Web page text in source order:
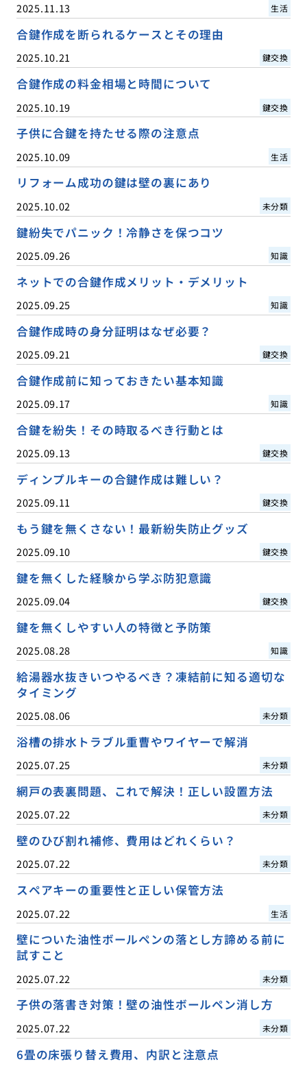
2025.11.13 生活
合鍵作成を断られるケースとその理由
2025.10.21 鍵交換
合鍵作成の料金相場と時間について
2025.10.19 鍵交換
子供に合鍵を持たせる際の注意点
2025.10.09 生活
リフォーム成功の鍵は壁の裏にあり
2025.10.02 未分類
鍵紛失でパニック！冷静さを保つコツ
2025.09.26 知識
ネットでの合鍵作成メリット・デメリット
2025.09.25 知識
合鍵作成時の身分証明はなぜ必要？
2025.09.21 鍵交換
合鍵作成前に知っておきたい基本知識
2025.09.17 知識
合鍵を紛失！その時取るべき行動とは
2025.09.13 鍵交換
ディンプルキーの合鍵作成は難しい？
2025.09.11 鍵交換
もう鍵を無くさない！最新紛失防止グッズ
2025.09.10 鍵交換
鍵を無くした経験から学ぶ防犯意識
2025.09.04 鍵交換
鍵を無くしやすい人の特徴と予防策
2025.08.28 知識
給湯器水抜きいつやるべき？凍結前に知る適切な
タイミング
2025.08.06 未分類
浴槽の排水トラブル重曹やワイヤーで解消
2025.07.25 未分類
網戸の表裏問題、これで解決！正しい設置方法
2025.07.22 未分類
壁のひび割れ補修、費用はどれくらい？
2025.07.22 未分類
スペアキーの重要性と正しい保管方法
2025.07.22 生活
壁についた油性ボールペンの落とし方諦める前に
試すこと
2025.07.22 未分類
子供の落書き対策！壁の油性ボールペン消し方
2025.07.22 未分類
6畳の床張り替え費用、内訳と注意点